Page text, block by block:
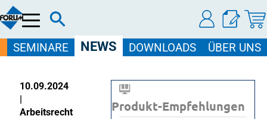
Menü
SEMINARE NEWS DOWNLOADS ÜBER UNS
10.09.2024
|
Arbeitsrecht
Produkt-Empfehlungen